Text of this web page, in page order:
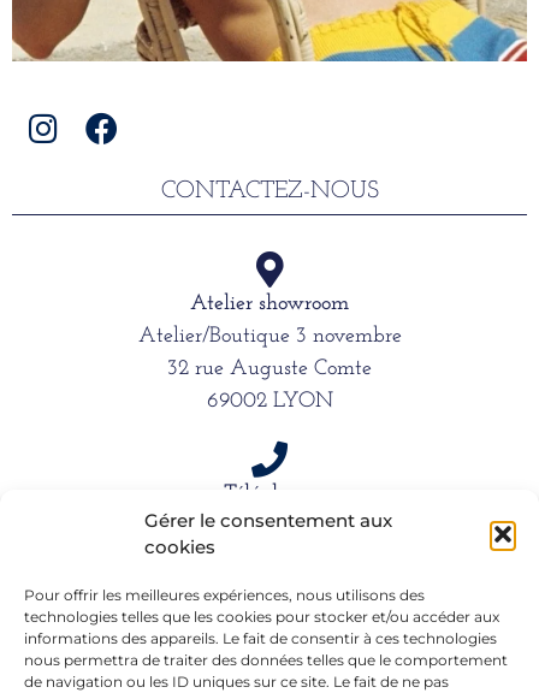
Gérer le consentement aux
cookies
Pour offrir les meilleures expériences, nous utilisons des
technologies telles que les cookies pour stocker et/ou accéder aux
informations des appareils. Le fait de consentir à ces technologies
nous permettra de traiter des données telles que le comportement
de navigation ou les ID uniques sur ce site. Le fait de ne pas
CONTACTEZ-NOUS
Atelier showroom
Atelier/Boutique 3 novembre
32 rue Auguste Comte
69002 LYON
Téléphone
06 15 61 39 66
Mail
alexandra.dargentre@sfr.fr